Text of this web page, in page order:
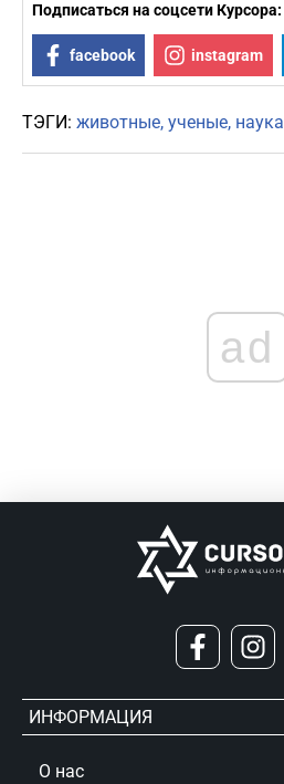
Подписаться на соцсети Курсора:
facebook instagram
ТЭГИ: животные ученые наука
ad
ИНФОРМАЦИЯ
О нас